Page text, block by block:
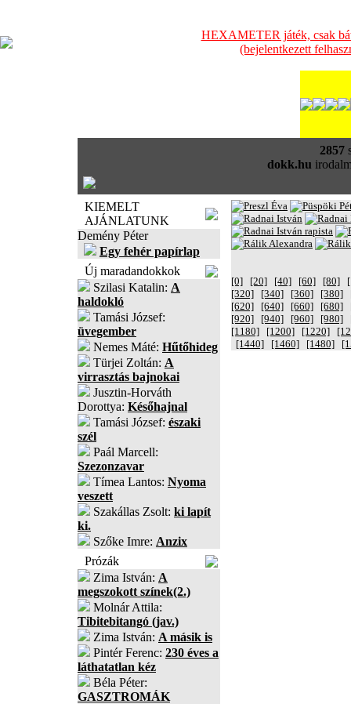
HEXAMETER játék, csak
(bejelentkezett
2857
dokk.hu
KIEMELT
AJÁNLATUNK
Demény Péter
Egy fehér papírlap
Új maradandokkok
Szilasi Katalin: A
haldokló
Tamási József:
üvegember
Nemes Máté: Hűtőhideg
Türjei Zoltán: A
virrasztás bajnokai
Jusztin-Horváth
Dorottya: Későhajnal
Tamási József: északi
szél
Paál Marcell:
Szezonzavar
Tímea Lantos: Nyoma
veszett
Szakállas Zsolt: ki lapít
ki.
Szőke Imre: Anzix
Prózák
Zima István: A
megszokott színek(2.)
Molnár Attila:
Tibitebitangó (jav.)
Zima István: A másik is
Pintér Ferenc: 230 éves a
láthatatlan kéz
Béla Péter:
GASZTROMÁK
[0] [20] [40] [60] [80]
[320]
[340] [360] [380]
[620]
[640] [660] [680]
[920]
[940] [960] [980]
[1180]
[1200] [1220]
[1440]
[1460] [1480]